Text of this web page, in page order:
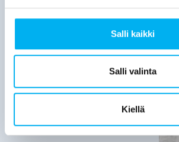
Salli kaikki
Salli valinta
Kiellä
hyvä
selvittää,
kun:
on yli 30
vanha.